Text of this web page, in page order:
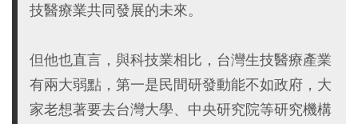
技醫療業共同發展的未來。
但他也直言，與科技業相比，台灣生技醫療產業
有兩大弱點，第一是民間研發動能不如政府，大
家老想著要去台灣大學、中央研究院等研究機構